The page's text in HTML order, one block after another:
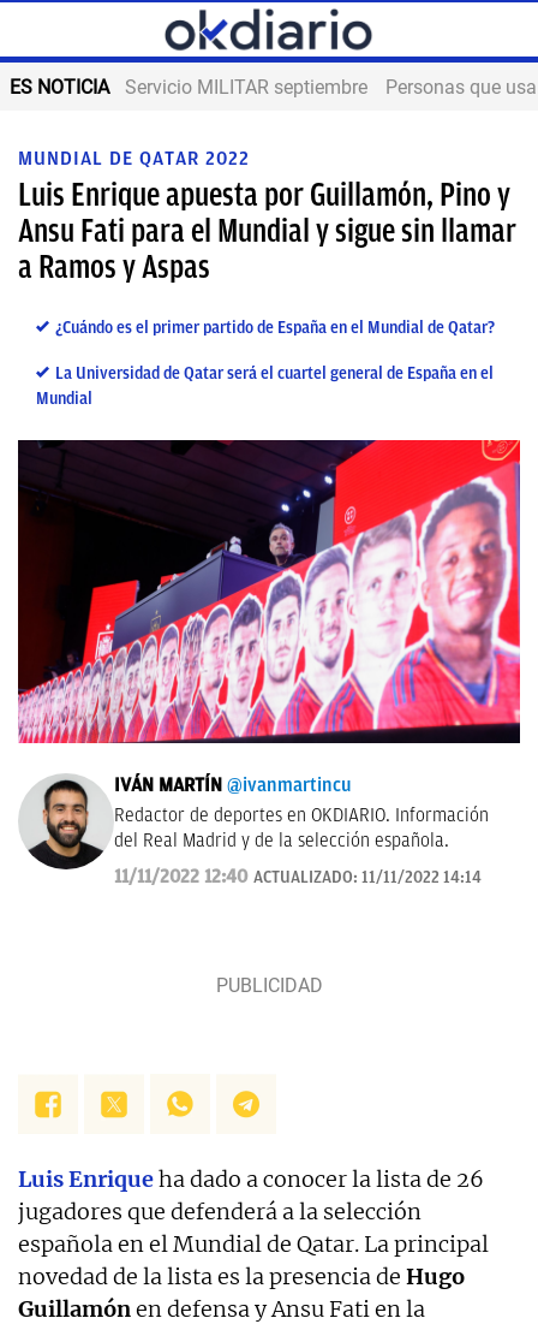
ES NOTICIA Servicio MILITAR septiembre Personas que
MUNDIAL DE QATAR 2022
Luis Enrique apuesta por Guillamón, Pino y
Ansu Fati para el Mundial y sigue sin llamar
a Ramos y Aspas
¿Cuándo es el primer partido de España en el Mundial de Qatar?
La Universidad de Qatar será el cuartel general de España en el
Mundial
IVÁN MARTÍN @ivanmartincu
Redactor de deportes en OKDIARIO. Información
del Real Madrid y de la selección española.
11/11/2022 12:40 ACTUALIZADO: 11/11/2022 14:14
Luis Enriqueha dado a conocer la lista de 26
jugadores que defenderá a la selección
española en el Mundial de Qatar. La principal
novedad de la lista es la presencia de Hugo
Guillamónen defensa y Ansu Fati en la